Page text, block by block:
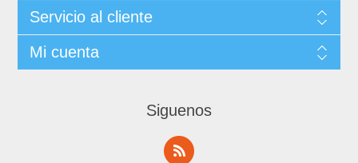
Servicio al cliente
Mi cuenta
Siguenos